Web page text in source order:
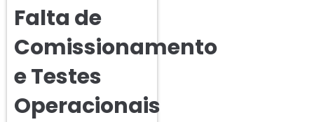
Falta de
Comissionamento
e Testes
Operacionais